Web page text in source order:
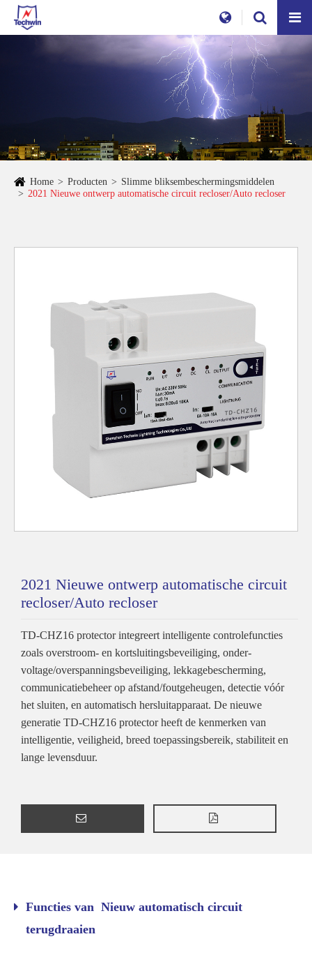
Home Producten
Slimme bliksembeschermingsmiddelen
2021 Nieuwe ontwerp automatische circuit recloser/Auto recloser
2021 Nieuwe ontwerp automatische circuit
recloser/Auto recloser
TD-CHZ16 protector integreert intelligente controlefuncties
zoals overstroom- en kortsluitingsbeveiliging, onder-
voltage/overspanningsbeveiliging, lekkagebescherming,
communicatiebeheer op afstand/foutgeheugen, detectie vóór
het sluiten, en automatisch hersluitapparaat. De nieuwe
generatie TD-CHZ16 protector heeft de kenmerken van
intelligentie, veiligheid, breed toepassingsbereik, stabiliteit en
lange levensduur.
Functies van Nieuw automatisch circuit
terugdraaien